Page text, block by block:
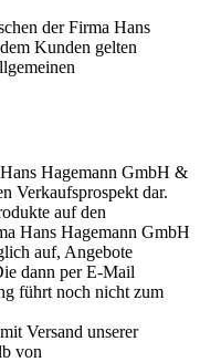
der Firma Hans
Kunden gelten
Hagemann GmbH &
Verkaufsprospekt dar.
auf den
Hans Hagemann GmbH
auf, Angebote
dann per E-Mail
führt noch nicht zum
Versand unserer
von